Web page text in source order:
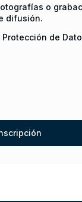
o
difusión.
de